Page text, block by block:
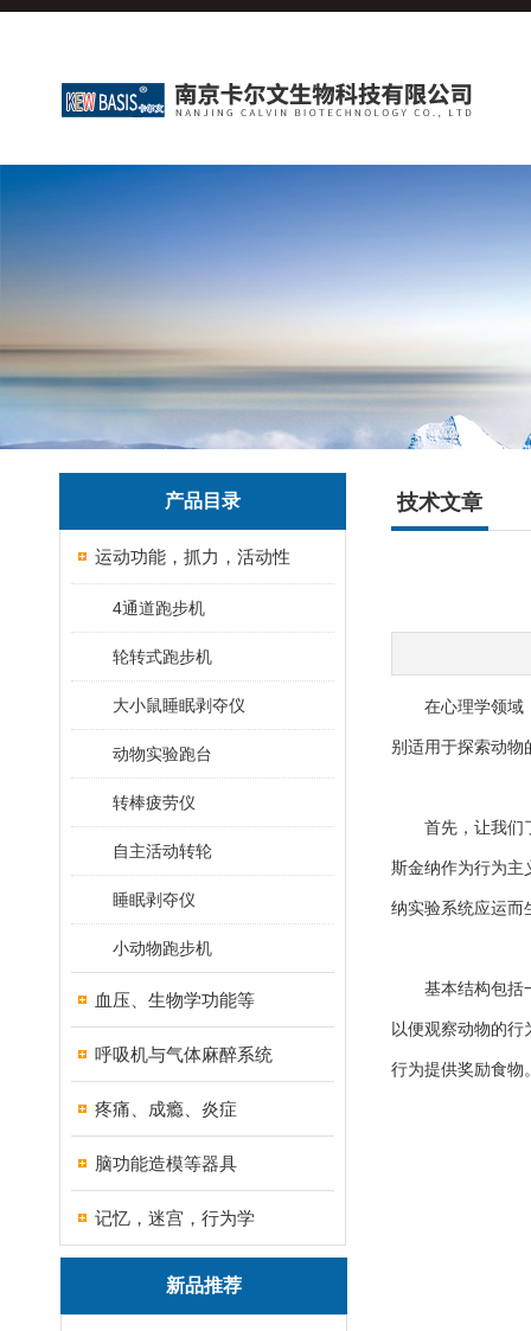
产品目录
运动功能，抓力，活动性
4通道跑步机
轮转式跑步机
大小鼠睡眠剥夺仪
动物实验跑台
转棒疲劳仪
自主活动转轮
睡眠剥夺仪
小动物跑步机
血压、生物学功能等
呼吸机与气体麻醉系统
疼痛、成瘾、炎症
脑功能造模等器具
记忆，迷宫，行为学
新品推荐
技术文章
在心理学领域
别适用于探索动物
首先，让我们了
斯金纳作为行为主
纳实验系统应运而
基本结构包括一
以便观察动物的
行为提供奖励食物